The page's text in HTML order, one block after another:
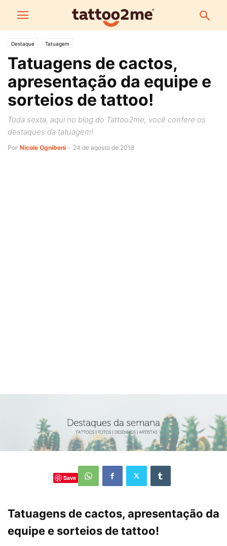
Destaque Tatuagem
Tatuagens de cactos,
apresentação da equipe e
sorteios de tattoo!
Toda sexta, aqui no blog do Tattoo2me, você confere os
destaques da tatuagem!
Por Nicole Ognibeni - 24 de agosto de 2018
Save
Tatuagens de cactos, apresentação da
equipe e sorteios de tattoo!